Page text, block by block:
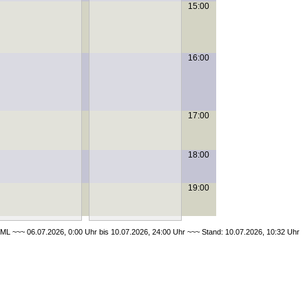
15:00
16:00
17:00
18:00
19:00
~~~ 06.07.2026, 0:00 Uhr bis 10.07.2026, 24:00 Uhr ~~~ Stand: 10.07.2026, 10:32 Uhr